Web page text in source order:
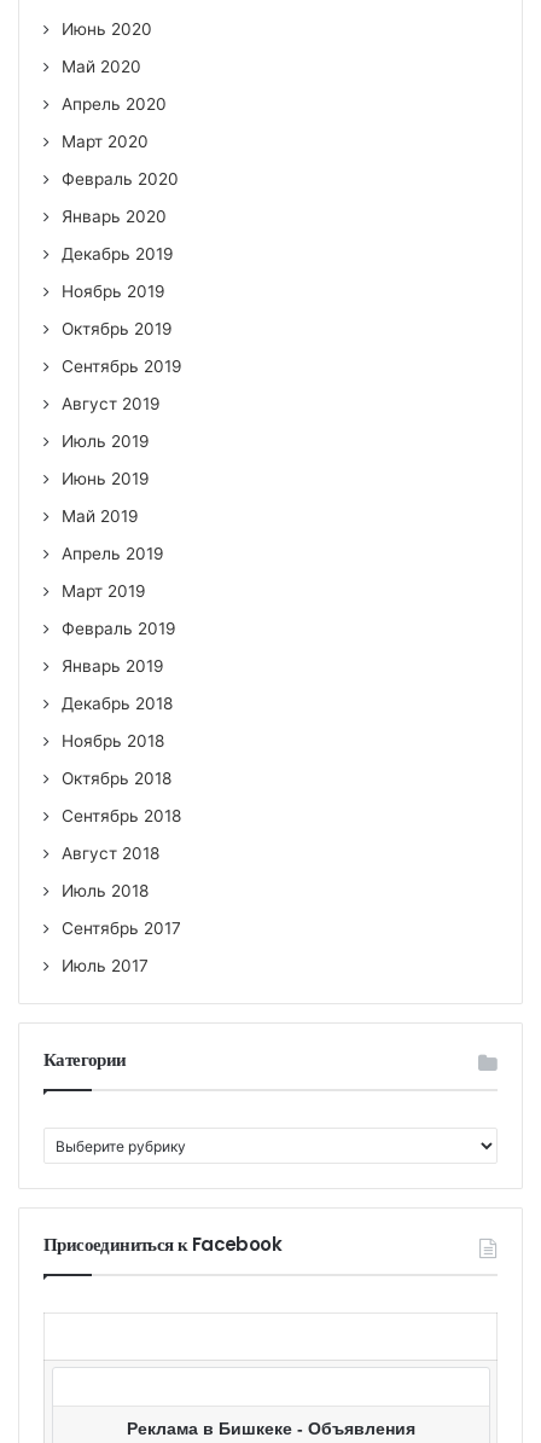
Июнь 2020
Май 2020
Апрель 2020
Март 2020
Февраль 2020
Январь 2020
Декабрь 2019
Ноябрь 2019
Октябрь 2019
Сентябрь 2019
Август 2019
Июль 2019
Июнь 2019
Май 2019
Апрель 2019
Март 2019
Февраль 2019
Январь 2019
Декабрь 2018
Ноябрь 2018
Октябрь 2018
Сентябрь 2018
Август 2018
Июль 2018
Сентябрь 2017
Июль 2017
Категории
а
т
г
и
Присоединиться к Facebook
Реклама в Бишкеке - Объявления